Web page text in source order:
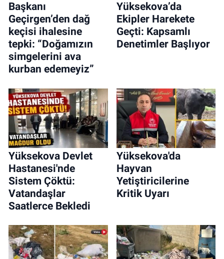
Başkanı
Geçirgen’den dağ
keçisi ihalesine
tepki: “Doğamızın
simgelerini ava
kurban edemeyiz”
Yüksekova’da
Ekipler Harekete
Geçti: Kapsamlı
Denetimler Başlıyor
Yüksekova Devlet
Hastanesi'nde
Sistem Çöktü:
Vatandaşlar
Saatlerce Bekledi
Yüksekova'da
Hayvan
Yetiştiricilerine
Kritik Uyarı